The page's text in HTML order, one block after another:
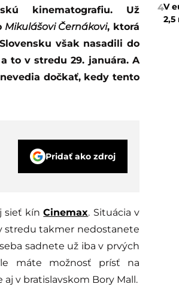
Mikulášovi Černákovi, ktorá
však nasadili do
to v stredu 29. januára. A
dočkať, kedy tento
Pridať ako zdroj
sieť kínCinemax. Situácia v
stredu takmer nedostanete
sadnete už iba v prvých
máte možnosť prísť na
v bratislavskom Bory Mall.
4V
2,5